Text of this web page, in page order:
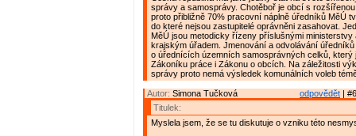
správy a samosprávy. Chotěboř je obcí s
proto přibližně 70% pracovní náplně úředníků MěÚ
do které nejsou zastupitelé oprávněni zasahovat.
MěÚ jsou metodicky řízeny příslušnými ministerstvy
krajským úřadem. Jmenování a odvolávání
o úřednících územních samosprávných celků, který
Zákoníku práce i Zákonu o obcích. Na záležitosti
správy proto nemá výsledek komunálních voleb
odpovědět |
Autor: Simona Tučková
Titulek:
Myslela jsem, že se tu diskutuje o vzniku této